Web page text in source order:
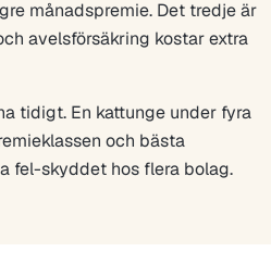
månadspremie. Det tredje är
avelsförsäkring kostar extra
tidigt. En kattunge under fyra
och bästa
fel-skyddet hos flera bolag.